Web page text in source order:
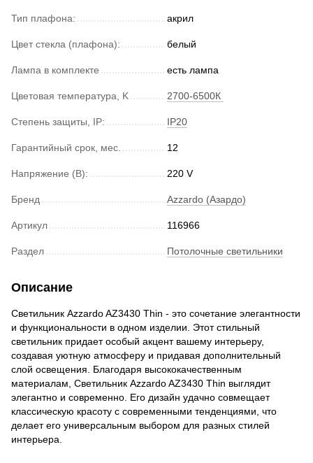
Тип плафона: акрил
Цвет стекла (плафона): белый
Лампа в комплекте есть лампа
Цветовая температура, K 2700-6500К
Степень защиты, IP: IP20
Гарантийный срок, мес. 12
Напряжение (В): 220 V
Бренд Azzardo (Азардо)
Артикул 116966
Раздел Потолочные светильники
Описание
Светильник Azzardo AZ3430 Thin - это сочетание элегантности
и функциональности в одном изделии. Этот стильный
светильник придает особый акцент вашему интерьеру,
создавая уютную атмосферу и придавая дополнительный
слой освещения. Благодаря высококачественным
материалам, Светильник Azzardo AZ3430 Thin выглядит
элегантно и современно. Его дизайн удачно совмещает
классическую красоту с современными тенденциями, что
делает его универсальным выбором для разных стилей
интерьера.